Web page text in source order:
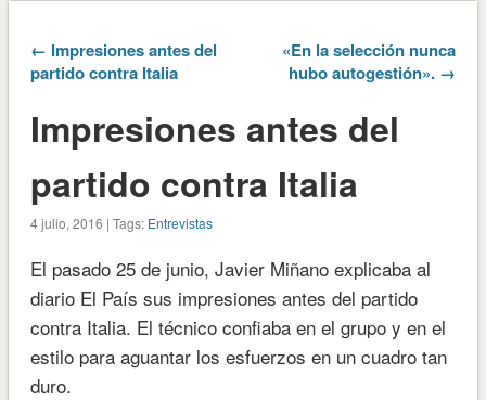
← Impresiones antes del
partido contra Italia
«En la selección nunca
hubo autogestión». →
Impresiones antes del
partido contra Italia
4 julio, 2016 | Tags: Entrevistas
El pasado 25 de junio, Javier Miñano explicaba al
diario El País sus impresiones antes del partido
contra Italia. El técnico confiaba en el grupo y en el
estilo para aguantar los esfuerzos en un cuadro tan
duro.